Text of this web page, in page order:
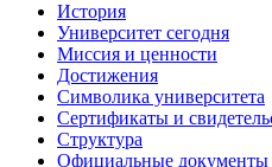
История
Университет сегодня
Миссия и ценности
Достижения
Символика университета
Сертификаты и
Структура
Официальные документы